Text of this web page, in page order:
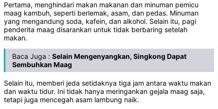
Pertama, menghindari makan makanan dan minuman pemicu
maag kambuh, seperti berlemak, asam, dan pedas. Minuman
yang mengandung soda, kafein, dan alkohol. Selain itu, pagi
penderita maag disarankan untuk tidak berbaring setelah
makan.
Baca Juga : Selain Mengenyangkan, Singkong Dapat
Sembuhkan Maag
Selain itu, memberi jeda setidaknya tiga jam antara waktu makan
dan waktu tidur. Ini tidak hanya meringankan gejala maag saja,
tetapi juga mencegah asam lambung naik.